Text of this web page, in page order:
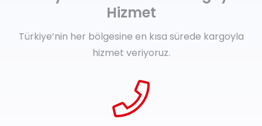
Hizmet
Türkiye’nin her bölgesine en kısa sürede kargoyla
hizmet veriyoruz.